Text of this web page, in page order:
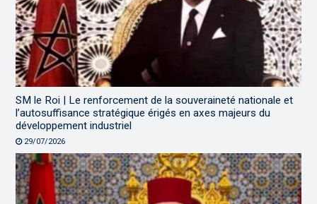
SM le Roi | Le renforcement de la souveraineté nationale et
l’autosuffisance stratégique érigés en axes majeurs du
développement industriel
29/07/2026